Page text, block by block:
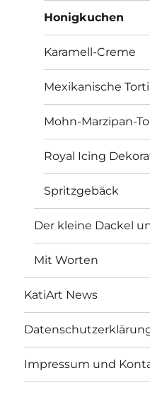
Honigkuchen
Karamell-Creme
Mexikanische
Mohn-Marzipan-
Royal Icing
Spritzgebäck
Der kleine Dackel
Mit Worten
KatiArt News
Impressum und